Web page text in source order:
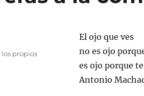
El ojo que ves
no es ojo
es ojo porque
Antonio
propios